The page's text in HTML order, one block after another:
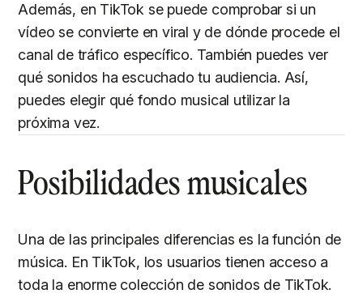
Además, en TikTok se puede comprobar si un
vídeo se convierte en viral y de dónde procede el
canal de tráfico específico. También puedes ver
qué sonidos ha escuchado tu audiencia. Así,
puedes elegir qué fondo musical utilizar la
próxima vez.
Posibilidades musicales
Una de las principales diferencias es la función de
música. En TikTok, los usuarios tienen acceso a
toda la enorme colección de sonidos de TikTok.